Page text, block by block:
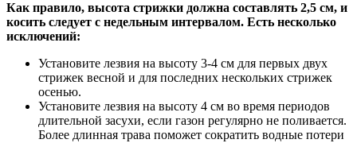
Как правило, высота стрижки должна составлять 2,5 см, и
косить следует с недельным интервалом. Есть несколько
исключений:
Установите лезвия на высоту 3-4 см для первых двух
стрижек весной и для последних нескольких стрижек
осенью.
Установите лезвия на высоту 4 см во время периодов
длительной засухи, если газон регулярно не поливается.
Более длинная трава поможет сократить водные потери